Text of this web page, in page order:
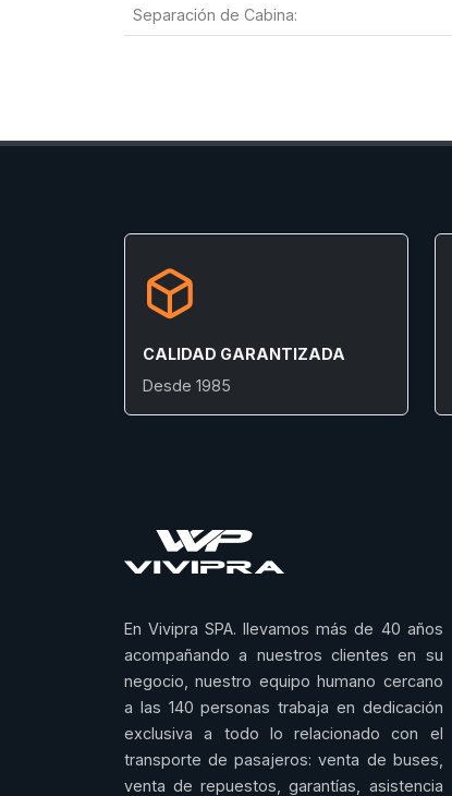
Separación de Cabina:
CALIDAD GARANTIZADA
Desde 1985
En Vivipra SPA. llevamos más de 40 años
acompañando a nuestros clientes en su
negocio, nuestro equipo humano cercano
a las 140 personas trabaja en dedicación
exclusiva a todo lo relacionado con el
transporte de pasajeros: venta de buses,
venta de repuestos, garantías, asistencia